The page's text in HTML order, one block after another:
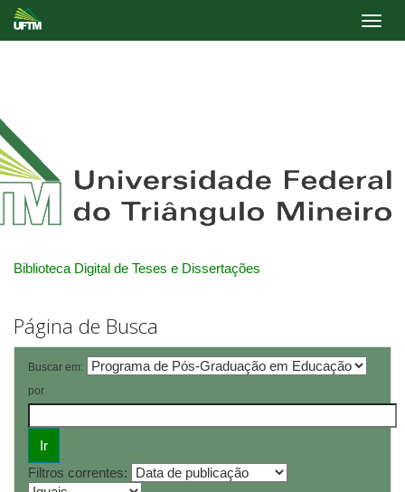
Biblioteca Digital de Teses e Dissertações
Página de Busca
Buscar em:
por
Filtros correntes: